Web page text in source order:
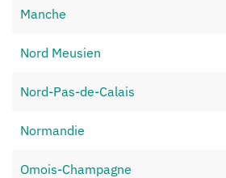
Manche
Nord Meusien
Nord-Pas-de-Calais
Normandie
Omois-Champagne